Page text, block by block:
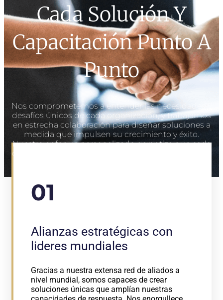
Cada Solución Y
Capacitación Punto A
Punto
Nos comprometemos a entender las necesidades y
desafíos únicos de cada organización, y trabajamos
en estrecha colaboración para diseñar soluciones a
medida que impulsen su crecimiento y éxito.
Nuestro enfoque personalizado garantiza que cada
cliente reciba el apoyo y la atención necesarios para
01
Alianzas estratégicas con
lideres mundiales
Gracias a nuestra extensa red de aliados a
nivel mundial, somos capaces de crear
soluciones únicas que amplían nuestras